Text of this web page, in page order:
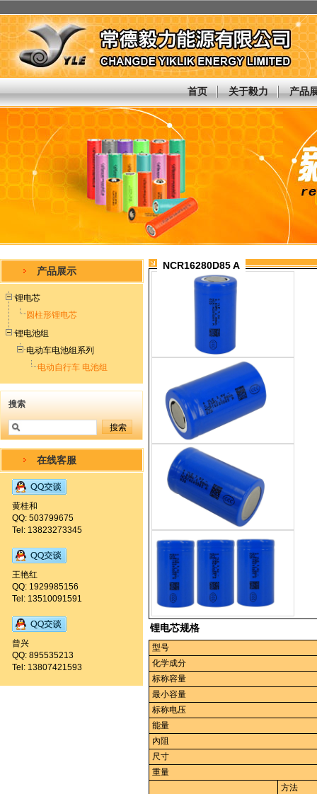
首页 关于毅力 产品
产品展示
锂电芯
圆柱形锂电芯
锂电池组
电动车电池组系列
电动自行车 电池组
搜索
在线客服
黄桂和
QQ: 503799675
Tel: 13823273345
王艳红
QQ: 1929985156
Tel: 13510091591
曾兴
QQ: 895535213
Tel: 13807421593
NCR16280D85 A
锂电芯规格
型号
化学成分
标称容量
最小容量
标称电压
能量
內阻
尺寸
重量
方法